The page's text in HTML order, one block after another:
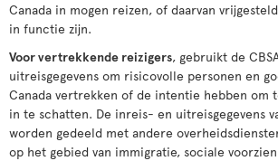
Canada in mogen reizen, of daarvan
in functie zijn.
Voor vertrekkende reizigers, gebruikt de
uitreisgegevens om risicovolle personen en
Canada vertrekken of de intentie hebben om
in te schatten. De inreis- en uitreisgegevens
worden gedeeld met andere
op het gebied van immigratie, sociale